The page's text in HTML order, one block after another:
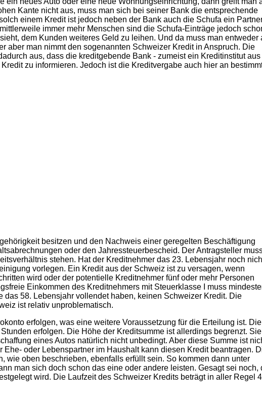
Kante nicht aus, muss man sich bei seiner Bank die entsprechende
einem Kredit ist jedoch neben der Bank auch die Schufa ein
immer mehr Menschen sind die Schufa-Einträge jedoch
dem Kunden weiteres Geld zu leihen. Und da muss man entweder
aber man nimmt den sogenannten Schweizer Kredit in Anspruch. Die
aus, dass die kreditgebende Bank - zumeist ein Kreditinstitut aus
zu informieren. Jedoch ist die Kreditvergabe auch hier an
besitzen und den Nachweis einer geregelten Beschäftigung
oder den Jahressteuerbescheid. Der Antragsteller
stehen. Hat der Kreditnehmer das 23. Lebensjahr noch
vorlegen. Ein Kredit aus der Schweiz ist zu versagen, wenn
wird oder der potentielle Kreditnehmer fünf oder mehr Personen
Einkommen des Kreditnehmers mit Steuerklasse I muss
das 58. Lebensjahr vollendet haben, keinen Schweizer Kredit. Die
ist relativ unproblematisch.
erfolgen, was eine weitere Voraussetzung für die Erteilung ist. Die
erfolgen. Die Höhe der Kreditsumme ist allerdings begrenzt. Sie
eines Autos natürlich nicht unbedingt. Aber diese Summe ist
oder Lebenspartner im Haushalt kann diesen Kredit beantragen.
wie oben beschrieben, ebenfalls erfüllt sein. So kommen dann unter
man sich doch schon das eine oder andere leisten. Gesagt sei noch,
wird. Die Laufzeit des Schweizer Kredits beträgt in aller Regel